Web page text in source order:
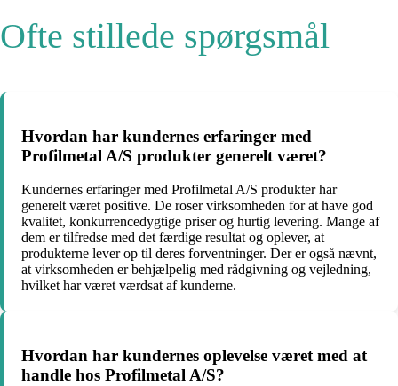
Ofte stillede spørgsmål
Hvordan har kundernes erfaringer med
Profilmetal A/S produkter generelt været?
Kundernes erfaringer med Profilmetal A/S produkter har
generelt været positive. De roser virksomheden for at have god
kvalitet, konkurrencedygtige priser og hurtig levering. Mange af
dem er tilfredse med det færdige resultat og oplever, at
produkterne lever op til deres forventninger. Der er også nævnt,
at virksomheden er behjælpelig med rådgivning og vejledning,
hvilket har været værdsat af kunderne.
Hvordan har kundernes oplevelse været med at
handle hos Profilmetal A/S?